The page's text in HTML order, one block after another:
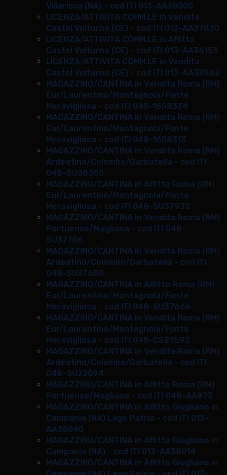
Villaricca (NA) - cod ITI 013-AA38000
LICENZA/ATTIVITA COMM.LE in Vendita
Castel Volturno (CE) - cod ITI 013-AA37830
LICENZA/ATTIVITA COMM.LE in Affitto
Castel Volturno (CE) - cod ITI 013-AA36153
LICENZA/ATTIVITA COMM.LE in Vendita
Castel Volturno (CE) - cod ITI 013-AA32862
MAGAZZINO/CANTINA in Vendita Roma (RM)
Eur/Laurentino/Montagnola/Fonte
Meravigliosa - cod ITI 048-1658334
MAGAZZINO/CANTINA in Vendita Roma (RM)
Eur/Laurentino/Montagnola/Fonte
Meravigliosa - cod ITI 048-1658313
MAGAZZINO/CANTINA in Vendita Roma (RM)
Ardeatino/Colombo/Garbatella - cod ITI
048-SU38380
MAGAZZINO/CANTINA in Affitto Roma (RM)
Eur/Laurentino/Montagnola/Fonte
Meravigliosa - cod ITI 048-SU37932
MAGAZZINO/CANTINA in Vendita Roma (RM)
Portuense/Magliana - cod ITI 048-
SU37706
MAGAZZINO/CANTINA in Vendita Roma (RM)
Ardeatino/Colombo/Garbatella - cod ITI
048-SU37680
MAGAZZINO/CANTINA in Affitto Roma (RM)
Eur/Laurentino/Montagnola/Fonte
Meravigliosa - cod ITI 048-SU37666
MAGAZZINO/CANTINA in Vendita Roma (RM)
Eur/Laurentino/Montagnola/Fonte
Meravigliosa - cod ITI 048-CS27592
MAGAZZINO/CANTINA in Vendita Roma (RM)
Ardeatino/Colombo/Garbatella - cod ITI
048-SU22094
MAGAZZINO/CANTINA in Affitto Roma (RM)
Portuense/Magliana - cod ITI 048-AA873
MAGAZZINO/CANTINA in Affitto Giugliano in
Campania (NA) Lago Patria - cod ITI 013-
AA38040
MAGAZZINO/CANTINA in Affitto Giugliano in
Campania (NA) - cod ITI 013-AA38014
MAGAZZINO/CANTINA in Affitto Giugliano in